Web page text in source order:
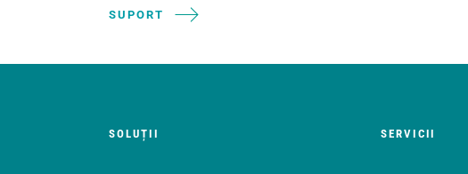
SUPORT
SOLUȚII SERVICII